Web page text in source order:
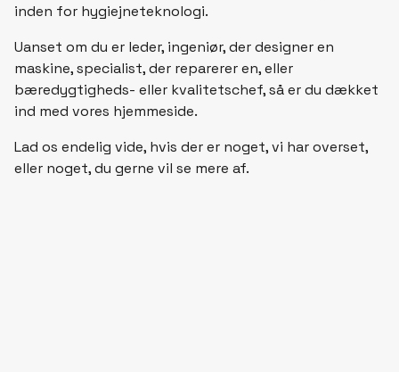
inden for hygiejneteknologi.
Uanset om du er leder, ingeniør, der designer en
maskine, specialist, der reparerer en, eller
bæredygtigheds- eller kvalitetschef, så er du dækket
ind med vores hjemmeside.
Lad os endelig vide, hvis der er noget, vi har overset,
eller noget, du gerne vil se mere af.